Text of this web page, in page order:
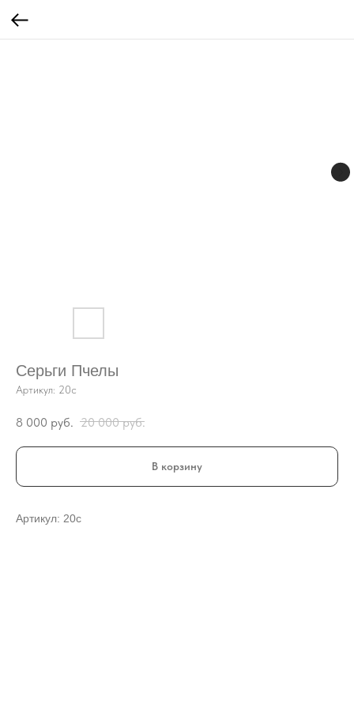
Серьги Пчелы
Артикул: 20с
8 000 руб. 20 000 руб.
В корзину
Артикул: 20с